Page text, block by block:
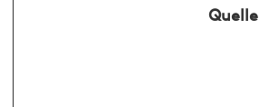
Quelle